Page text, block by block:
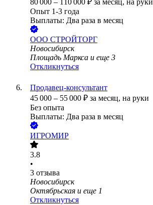
80 000 – 110 000 ₽ за месяц, на руки
Опыт 1-3 года
Выплаты: Два раза в месяц
ООО СТРОЙТОРГ
Новосибирск
Площадь Маркса и еще 3
Откликнуться
Продавец-консультант
45 000 – 55 000 ₽ за месяц, на руки
Без опыта
Выплаты: Два раза в месяц
ИГРОМИР
3.8
•
3 отзыва
Новосибирск
Октябрьская и еще 1
Откликнуться